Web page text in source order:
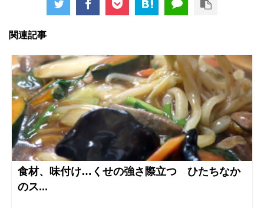
関連記事
食材、味付け…くせの強さ際立つ ひたちなか
のス...